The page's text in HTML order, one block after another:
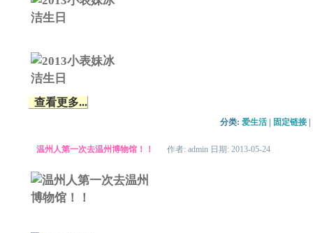
查看更多...
分类: 爱生活 固定链接
温州人第一次去温州博物馆！！ 作者: admin 日期: 2013-05-24